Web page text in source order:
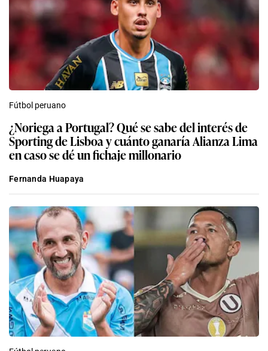
Fútbol peruano
¿Noriega a Portugal? Qué se sabe del interés de
Sporting de Lisboa y cuánto ganaría Alianza Lima
en caso se dé un fichaje millonario
Fernanda Huapaya